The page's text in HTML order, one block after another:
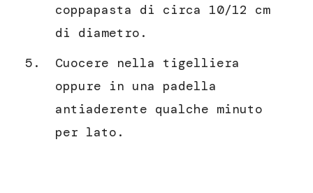
coppapasta di circa 10/12 cm
di diametro.
Cuocere nella tigelliera
oppure in una padella
antiaderente qualche minuto
per lato.